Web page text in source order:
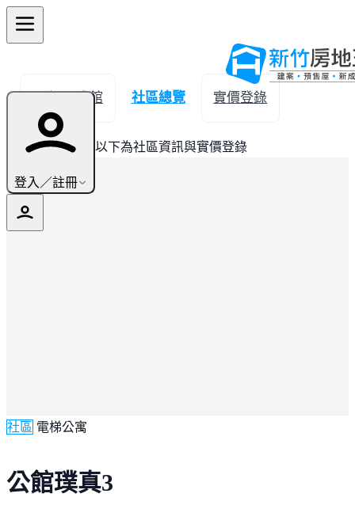
登入／註冊
← 返回公館 社區總覽 實價登錄
此建案已完銷，以下為社區資訊與實價登錄
社區 電梯公寓
公館璞真3